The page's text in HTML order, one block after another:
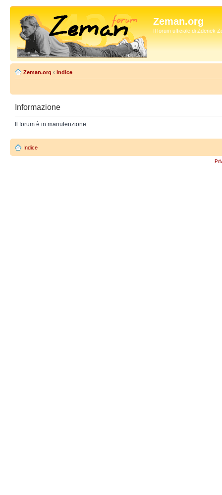
Zeman.org
Il forum ufficiale di Zdenek
Zeman.org ‹ Indice
Informazione
Il forum è in manutenzione
Indice